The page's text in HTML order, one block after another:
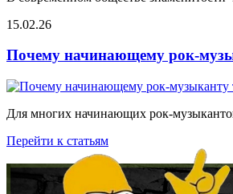
15.02.26
Почему начинающему рок-
Для многих начинающих рок-
Перейти к статьям